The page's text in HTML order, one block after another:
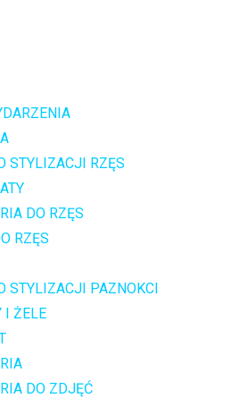
STYLIZACJI RZĘS
DO RZĘS
RZĘS
STYLIZACJI PAZNOKCI
I ŻELE
DO ZDJĘĆ